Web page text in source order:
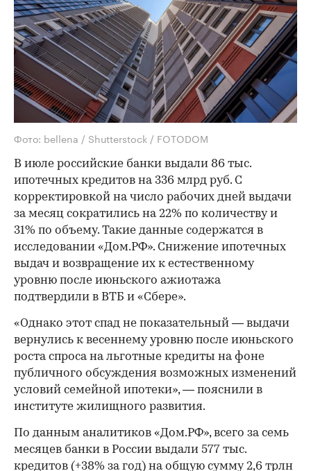
Фото: bellena / Shutterstock / FOTODOM
В июле российские банки выдали 86 тыс.
ипотечных кредитов на 336 млрд руб. С
корректировкой на число рабочих дней выдачи
за месяц сократились на 22% по количеству и
31% по объему. Такие данные содержатся в
исследовании «Дом.РФ». Снижение ипотечных
выдач и возвращение их к естественному
уровню после июньского ажиотажа
подтвердили в ВТБ и «Сбере».
«Однако этот спад не показательный — выдачи
вернулись к весеннему уровню после июньского
роста спроса на льготные кредиты на фоне
публичного обсуждения возможных изменений
условий семейной ипотеки», — пояснили в
институте жилищного развития.
По данным аналитиков «Дом.РФ», всего за семь
месяцев банки в России выдали 577 тыс.
кредитов (+38% за год) на общую сумму 2,6 трлн